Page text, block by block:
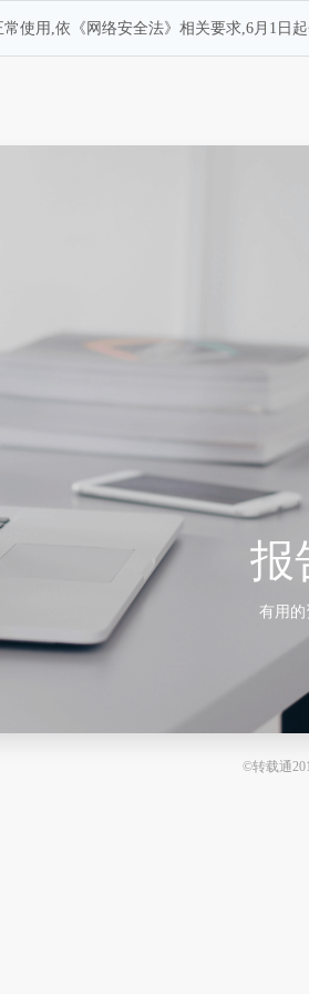
使用,依《网络安全法》相关要求,6月1日
报
有用的
©转载通